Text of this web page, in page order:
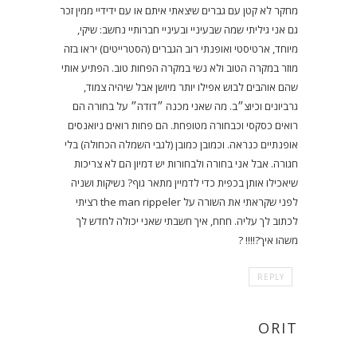
מחקר לא קטן עם גברים שיצאתי איתם או עם ידידיי ממין זכר
גם אני גיליתי שמה שבעיניי ובעיניי חברותיי נחשב: שיקי,
מיוחד, ארטיסטי ואופנתי רוב הגברים (הסטרייטים) יראו בזה
מוזר במקרה הטוב ולא נשי במקרה הפחות טוב. הפתיע אותי
שהם אוהבים לבוש אפילו יותר מיושן אבל שיהיה צמוד,
גרביונים וכיוצ״ב. מה שאני מכנה ״דודה״ על בחורה הם
רואים כסקסי וכבחורה מטופחת. הם פחות רואים ניואנסים
אופנתיים כנראה. וכמובן כמובן (לגבי השמלה הכחולה) בלי
חגורה. אבל אני בחורה ולבחורות יש דמיון הם לא צריכות
שיאכילו אותן בכפית כדי לדמיין מתאר גוף? נשיקות ושניה
לפני שקראתי את השורה על the man rippeler רציתי
לכתוב לך עליה. חחח, איך חשבתי שאני יכולה לחדש לך
משהו איך?!!!! ?
REPLY
ORIT